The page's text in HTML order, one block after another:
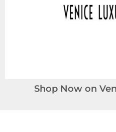
Shop Now on